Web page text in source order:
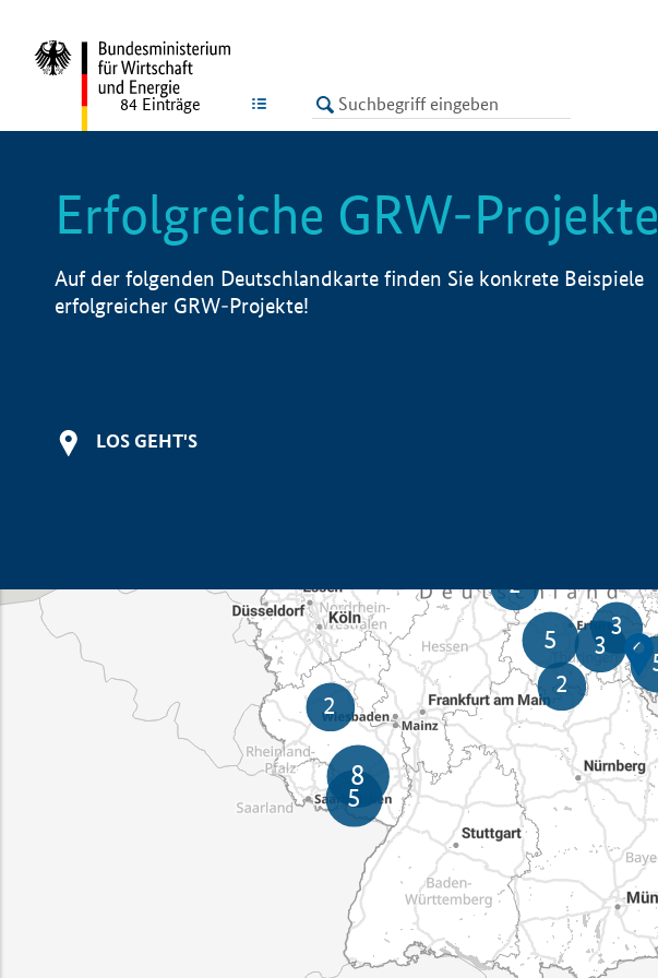
LISTE
84 Einträge
Erfolgreiche GRW-Projekte
Auf der folgenden Deutschlandkarte finden Sie konkrete Beispiele
erfolgreicher GRW-Projekte!
LOS GEHT'S